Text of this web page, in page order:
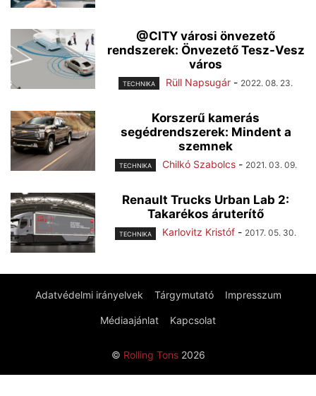
@CITY városi önvezető
rendszerek: Önvezető Tesz-Vesz
város
TECHNIKA Rüll Napsugár - 2022. 08. 23.
Korszerű kamerás
segédrendszerek: Mindent a
szemnek
TECHNIKA Chilkó Szabolcs - 2021. 03. 09.
Renault Trucks Urban Lab 2:
Takarékos áruterítő
TECHNIKA Karlovitz Kristóf - 2017. 05. 30.
Adatvédelmi irányelvek Tárgymutató Impresszum
Médiaajánlat Kapcsolat
© Rolling Tons2026